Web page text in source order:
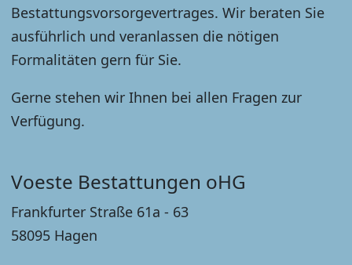
Bestattungsvorsorgevertrages. Wir beraten Sie
ausführlich und veranlassen die nötigen
Formalitäten gern für Sie.
Gerne stehen wir Ihnen bei allen Fragen zur
Verfügung.
Voeste Bestattungen oHG
Frankfurter Straße 61a - 63
58095 Hagen